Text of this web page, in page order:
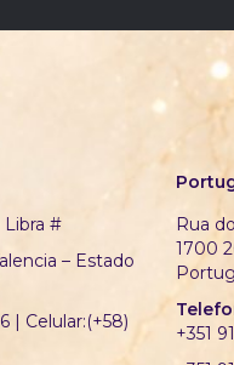
Libra #
– Estado
| Celular:(+58)
Rua
1700
+351